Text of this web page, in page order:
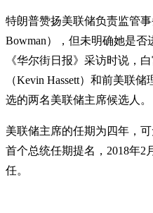
特朗普赞扬美联储负责监管
Bowman），但未明确她是
《华尔街日报》采访时说，
（Kevin Hassett）和前美联
选的两名美联储主席候选人。
美联储主席的任期为四年，
首个总统任期提名，2018年2
任。